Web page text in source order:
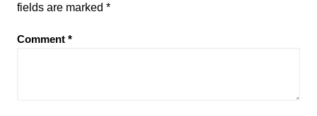
fields are marked *
Comment *